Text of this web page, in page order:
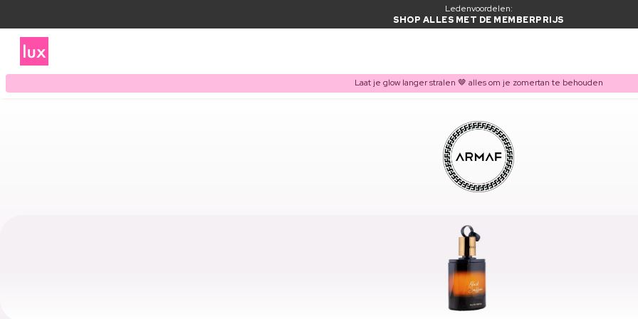
Ledenvoordelen:
SHOP ALLES MET DE MEMBERPRIJS
Laat je glow langer stralen 🤎 alles om je zomertan te behouden